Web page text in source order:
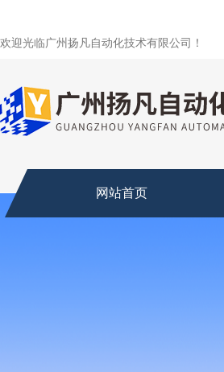
欢迎光临广州扬凡自动化技术有限公司！
网站首页